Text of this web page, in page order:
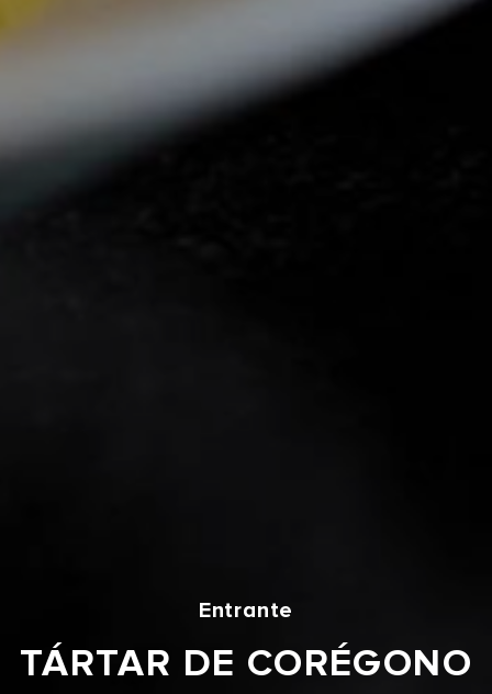
Entrante
TÁRTAR DE CORÉGONO